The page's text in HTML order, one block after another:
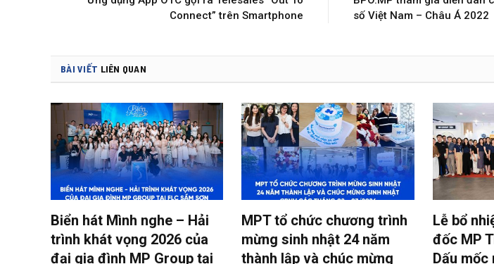
Connect” trên Smartphone
số Việt Nam – Châu Á 2022
BÀI VIẾT LIÊN QUAN
Biển hát Mình nghe – Hải
trình khát vọng 2026 của
đại gia đình MP Group tại
MPT tổ chức chương trình
mừng sinh nhật 24 năm
thành lập và chúc mừng
Lễ bổ
đốc MP
Dấu mốc